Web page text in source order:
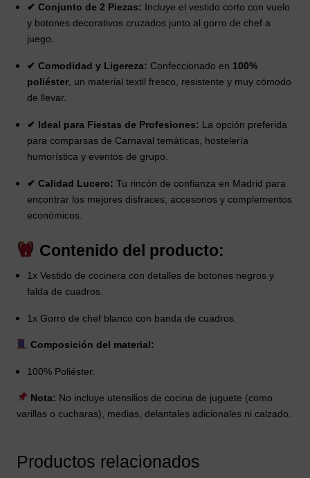
✔ Conjunto de 2 Piezas: Incluye el vestido corto con vuelo
y botones decorativos cruzados junto al gorro de chef a
juego.
✔ Comodidad y Ligereza: Confeccionado en 100%
poliéster , un material textil fresco, resistente y muy cómodo
de llevar.
✔ Ideal para Fiestas de Profesiones: La opción preferida
para comparsas de Carnaval temáticas, hostelería
humorística y eventos de grupo.
✔ Calidad Lucero: Tu rincón de confianza en Madrid para
encontrar los mejores disfraces, accesorios y complementos
económicos.
Contenido del producto:
1x Vestido de cocinera con detalles de botones negros y
falda de cuadros.
1x Gorro de chef blanco con banda de cuadros.
Composición del material:
100% Poliéster.
Nota: No incluye utensilios de cocina de juguete (como
varillas o cucharas), medias, delantales adicionales ni calzado.
Productos relacionados